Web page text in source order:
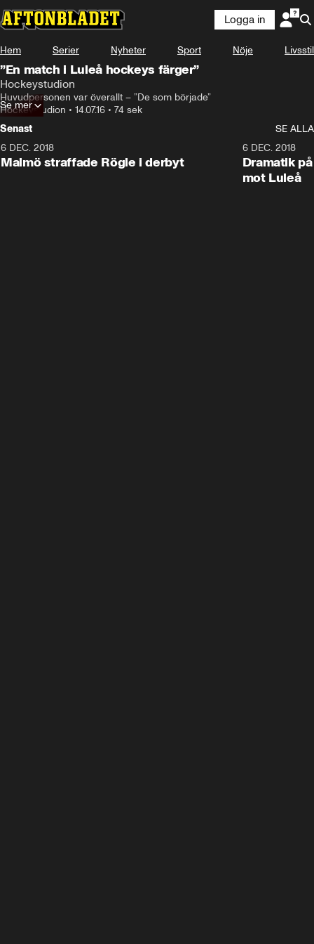
Logga in
Hem Serier Nyheter Sport Nöje Livsstil
”En match i Luleå hockeys färger”
Hockeystudion
Huvudpersonen var överallt – ”De som började”
Hockeystudion • 14.07.16 • 74 sek
Se mer
Senast
SE ALLA
6 DEC. 2018
Malmö straffade Rögle i derbyt
6 DEC. 2018
Dramatik
mot Luleå